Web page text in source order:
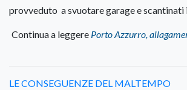
provveduto a svuotare garage e scantinati
Continua a leggere Porto Azzurro,
LE CONSEGUENZE DEL MALTEMPO